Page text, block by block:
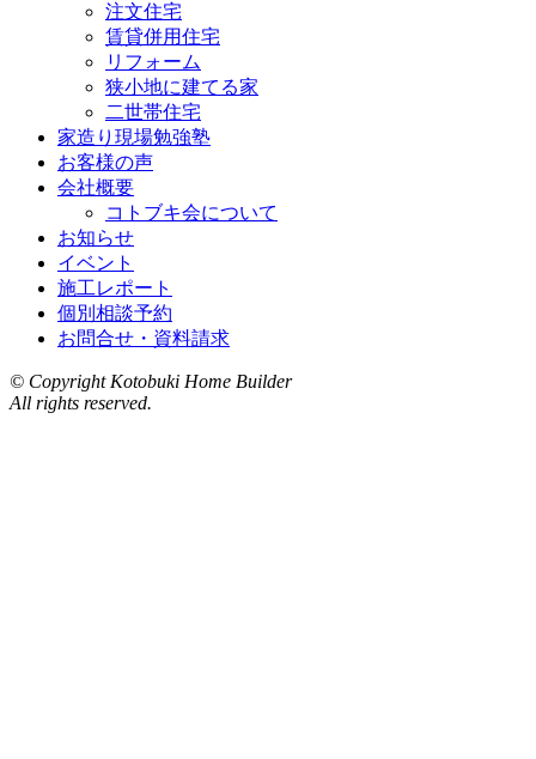
注文住宅
賃貸併用住宅
リフォーム
狭小地に建てる家
二世帯住宅
家造り現場勉強塾
お客様の声
会社概要
コトブキ会について
お知らせ
イベント
施工レポート
個別相談予約
お問合せ・資料請求
© Copyright Kotobuki Home Builder
All rights reserved.